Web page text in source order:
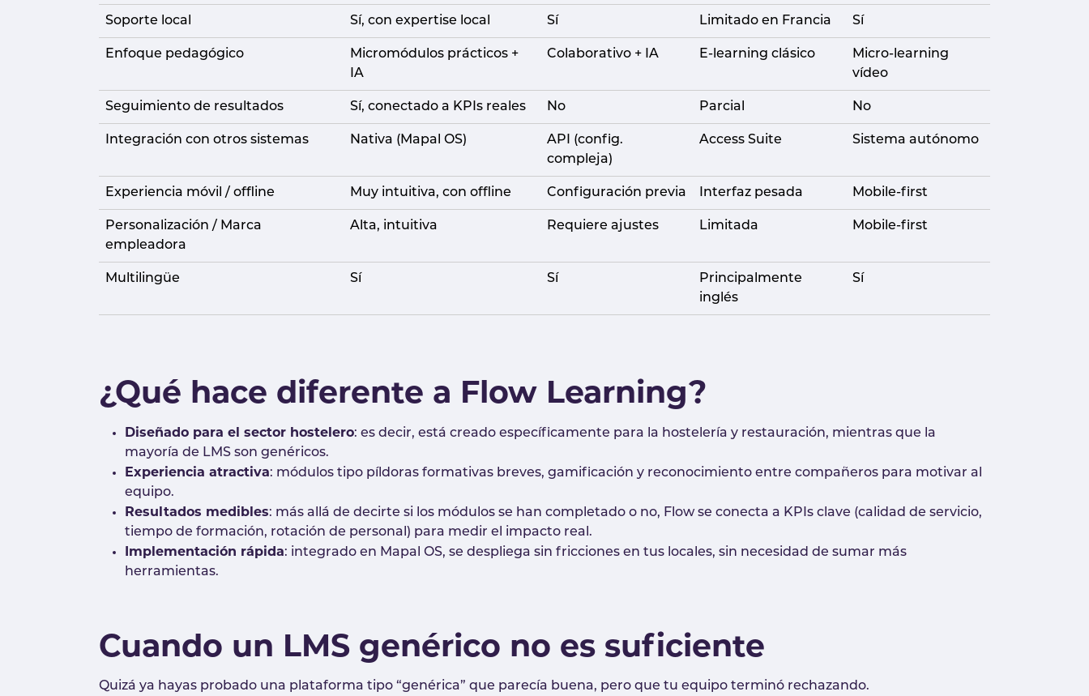
Soporte local Sí, con expertise local Sí Limitado en Francia Sí
Enfoque pedagógico
Micromódulos prácticos +
IA
Colaborativo + IA E-learning clásico
Micro-learning
vídeo
Seguimiento de resultados Sí, conectado a KPIs reales No Parcial No
Integración con otros sistemas Nativa (Mapal OS)
API (config.
compleja)
Access Suite Sistema autónomo
Experiencia móvil / offline Muy intuitiva, con offline Configuración previa Interfaz pesada Mobile-first
Personalización / Marca
empleadora
Alta, intuitiva Requiere ajustes Limitada Mobile-first
Multilingüe Sí Sí
Principalmente
inglés
Sí
¿Qué hace diferente a Flow Learning?
Diseñado para el sector hostelero: es decir, está creado específicamente para la hostelería y restauración, mientras que la
mayoría de LMS son genéricos.
Experiencia atractiva: módulos tipo píldoras formativas breves, gamificación y reconocimiento entre compañeros para motivar al
equipo.
Resultados medibles: más allá de decirte si los módulos se han completado o no, Flow se conecta a KPIs clave (calidad de servicio,
tiempo de formación, rotación de personal) para medir el impacto real.
Implementación rápida: integrado en Mapal OS, se despliega sin fricciones en tus locales, sin necesidad de sumar más
herramientas.
Cuando un LMS genérico no es suficiente
Quizá ya hayas probado una plataforma tipo “genérica” que parecía buena, pero que tu equipo terminó rechazando.